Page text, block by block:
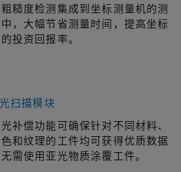
糙度检测集成到坐标测量机的测
，大幅节省测量时间，提高坐标
投资回报率。
扫描模块
补偿功能可确保针对不同材料、
和纹理的工件均可获得优质数据
需使用亚光物质涂覆工件。